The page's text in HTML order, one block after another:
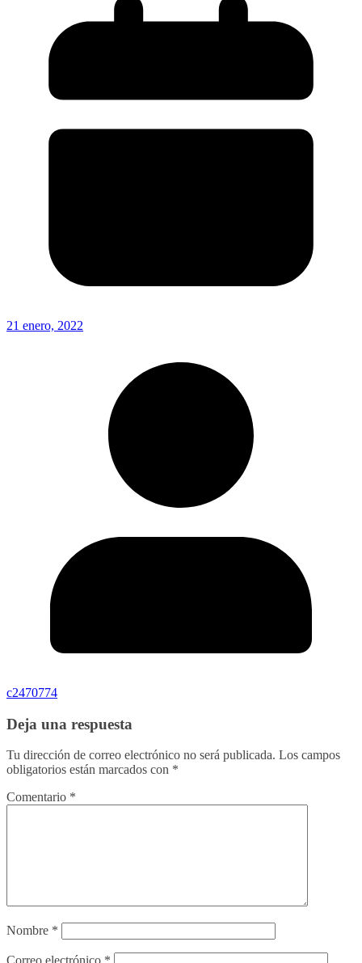
21 enero, 2022
c2470774
Deja una respuesta
Tu dirección de correo electrónico no será publicada. Los campos
obligatorios están marcados con *
Comentario *
Nombre *